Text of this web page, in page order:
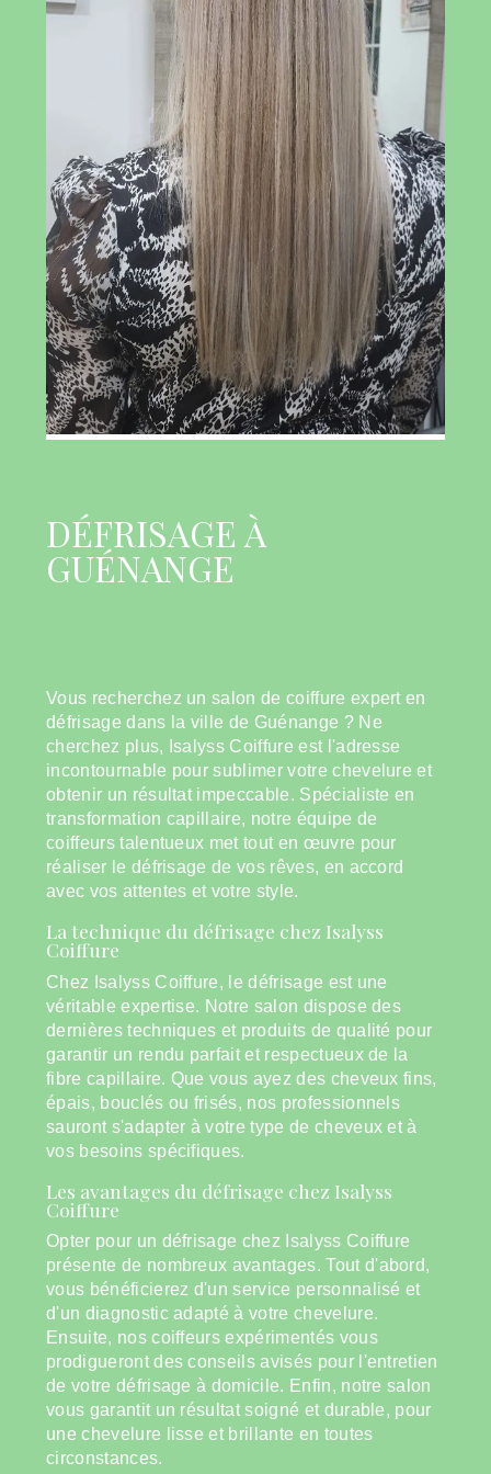
DÉFRISAGE À
GUÉNANGE
Vous recherchez un salon de coiffure expert en
défrisage dans la ville de Guénange ? Ne
cherchez plus, Isalyss Coiffure est l'adresse
incontournable pour sublimer votre chevelure et
obtenir un résultat impeccable. Spécialiste en
transformation capillaire, notre équipe de
coiffeurs talentueux met tout en œuvre pour
réaliser le défrisage de vos rêves, en accord
avec vos attentes et votre style.
La technique du défrisage chez Isalyss
Coiffure
Chez Isalyss Coiffure, le défrisage est une
véritable expertise. Notre salon dispose des
dernières techniques et produits de qualité pour
garantir un rendu parfait et respectueux de la
fibre capillaire. Que vous ayez des cheveux fins,
épais, bouclés ou frisés, nos professionnels
sauront s'adapter à votre type de cheveux et à
vos besoins spécifiques.
Les avantages du défrisage chez Isalyss
Coiffure
Opter pour un défrisage chez Isalyss Coiffure
présente de nombreux avantages. Tout d'abord,
vous bénéficierez d'un service personnalisé et
d'un diagnostic adapté à votre chevelure.
Ensuite, nos coiffeurs expérimentés vous
prodigueront des conseils avisés pour l'entretien
de votre défrisage à domicile. Enfin, notre salon
vous garantit un résultat soigné et durable, pour
une chevelure lisse et brillante en toutes
circonstances.